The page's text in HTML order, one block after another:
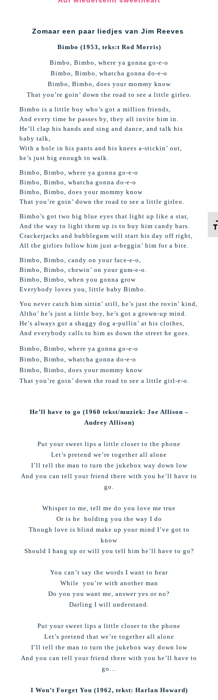
Zomaar een paar liedjes van Jim Reeves
Bimbo (1953, teks:t Rod Morris)
Bimbo, Bimbo, where ya gonna go-e-o
Bimbo, Bimbo, whatcha gonna do-e-o
Bimbo, Bimbo, does your mommy know
That you’re goin’ down the road to see a little girleo.
Bimbo is a little boy who’s got a million friends,
And every time he passes by, they all invite him in.
He’ll clap his hands and sing and dance, and talk his
baby talk,
With a hole in his pants and his knees a-stickin’ out,
he’s just big enough to walk.
Bimbo, Bimbo, where ya gonna go-e-o
Bimbo, Bimbo, whatcha gonna do-e-o
Bimbo, Bimbo, does your mommy know
That you’re goin’ down the road to see a little girleo.
Bimbo’s got two big blue eyes that light up like a star,
And the way to light them up is to buy him candy bars.
Crackerjacks and bubblegum will start his day off right,
All the girlies follow him just a-beggin’ him for a bite.
Bimbo, Bimbo, candy on your face-e-o,
Bimbo, Bimbo, chewin’ on your gum-e-o.
Bimbo, Bimbo, when you gonna grow
Everybody loves you, little baby Bimbo.
You never catch him sittin’ still, he’s just the rovin’ kind,
Altho’ he’s just a little boy, he’s got a grown-up mind.
He’s always got a shaggy dog a-pullin’ at his clothes,
And everybody calls to him as down the street he goes.
Bimbo, Bimbo, where ya gonna go-e-o
Bimbo, Bimbo, whatcha gonna do-e-o
Bimbo, Bimbo, does your mommy know
That you’re goin’ down the road to see a little girl-e-o.
He’ll have to go (1960 tekst/muziek: Joe Allison –
Audrey Allison)
Put your sweet lips a little closer to the phone
Let’s pretend we’re together all alone
I’ll tell the man to turn the jukebox way down low
And you can tell your friend there with you he’ll have to
go.
Whisper to me, tell me do you love me true
Or is he holding you the way I do
Though love is blind make up your mind I’ve got to
know
Should I hang up or will you tell him he’ll have to go?
You can’t say the words I want to hear
While you’re with another man
Do you you want me, answer yes or no?
Darling I will understand.
Put your sweet lips a little closer to the phone
Let’s pretend that we’re together all alone
I’ll tell the man to turn the jukebox way down low
And you can tell your friend there with you he’ll have to
go…
I Won’t Forget You (1962, tekst: Harlan Howard)